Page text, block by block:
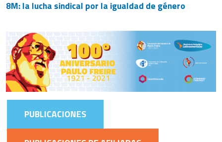
PUBLICACIONES
PUBLICACIONES DE AFILIADAS